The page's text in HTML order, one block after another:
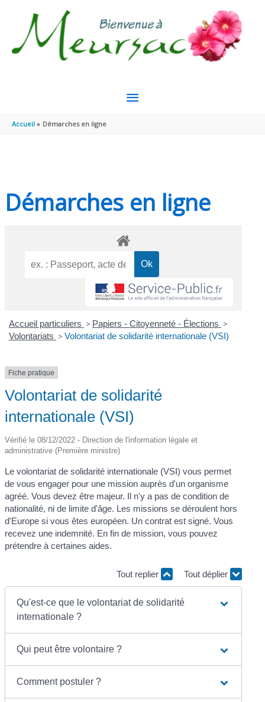
MENU
Accueil Démarches en ligne
Démarches en ligne
Accueil particuliers > Papiers - Citoyenneté - Élections >
Volontariats > Volontariat de solidarité internationale (VSI)
Fiche pratique
Volontariat de solidarité
internationale (VSI)
Vérifié le 08/12/2022 - Direction de l'information légale et
administrative (Première ministre)
Le volontariat de solidarité internationale (VSI) vous permet
de vous engager pour une mission auprès d'un organisme
agréé. Vous devez être majeur. Il n'y a pas de condition de
nationalité, ni de limite d'âge. Les missions se déroulent hors
d'Europe si vous êtes européen. Un contrat est signé. Vous
recevez une indemnité. En fin de mission, vous pouvez
prétendre à certaines aides.
Tout replier Tout déplier
Qu'est-ce que le volontariat de solidarité
internationale ?
Qui peut être volontaire ?
Comment postuler ?